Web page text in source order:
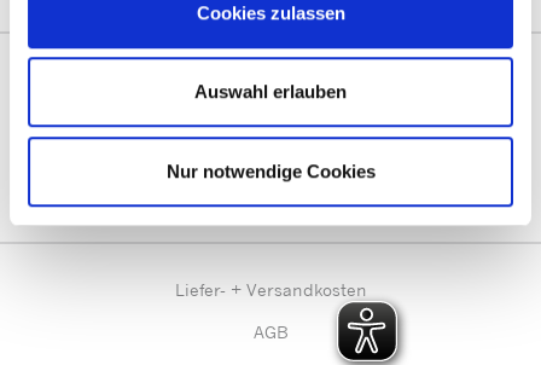
Cookies zulassen
Auswahl erlauben
Nur notwendige Cookies
Vernetzen Sie sich mit uns!
Liefer- + Versandkosten
AGB